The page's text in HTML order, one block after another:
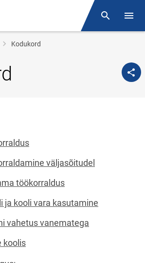
Otsing
Kodukord
väljasõitudel
töökorraldus
ja kooli vara kasutamine
vahetus vanematega
koolis